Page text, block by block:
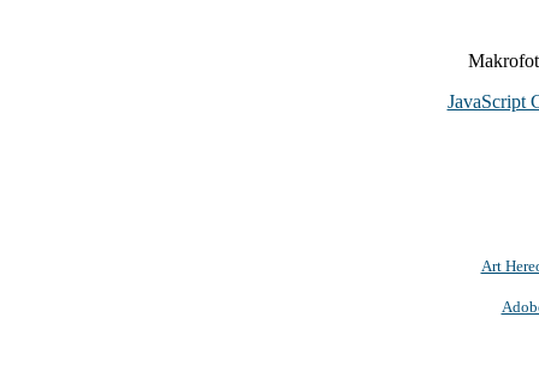
JavaScript
Art